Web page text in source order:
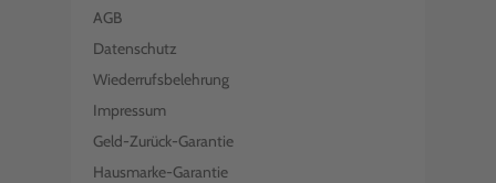
AGB
Datenschutz
Wiederrufsbelehrung
Impressum
Geld-Zurück-Garantie
Hausmarke-Garantie